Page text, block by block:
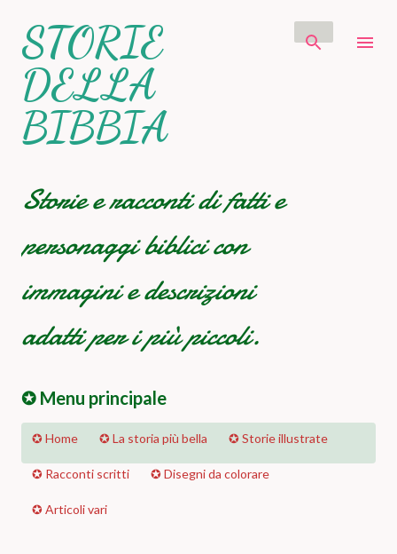
Passa ai contenuti principali
STORIE
DELLA
BIBBIA
Storie e racconti di fatti e
personaggi biblici con
immagini e descrizioni
adatti per i più piccoli.
✪ Menu principale
✪ Home ✪ La storia più bella ✪ Storie illustrate
✪ Racconti scritti ✪ Disegni da colorare
✪ Articoli vari